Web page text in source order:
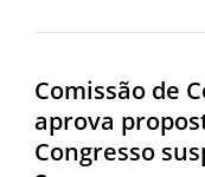
Comissão de
aprova
Congresso